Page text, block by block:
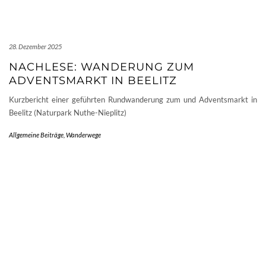
28. Dezember 2025
NACHLESE: WANDERUNG ZUM
ADVENTSMARKT IN BEELITZ
Kurzbericht einer geführten Rundwanderung zum und Adventsmarkt in
Beelitz (Naturpark Nuthe-Nieplitz)
Allgemeine Beiträge Wanderwege